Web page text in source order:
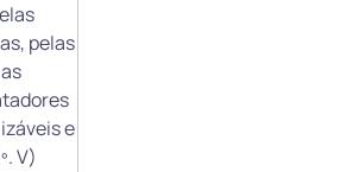
pelas
e
V)